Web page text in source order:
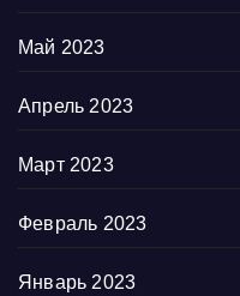
Май 2023
Апрель 2023
Март 2023
Февраль 2023
Январь 2023